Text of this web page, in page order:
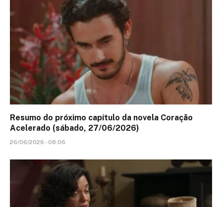
Resumo do próximo capítulo da novela Coração
Acelerado (sábado, 27/06/2026)
26/06/2026 - 08:06